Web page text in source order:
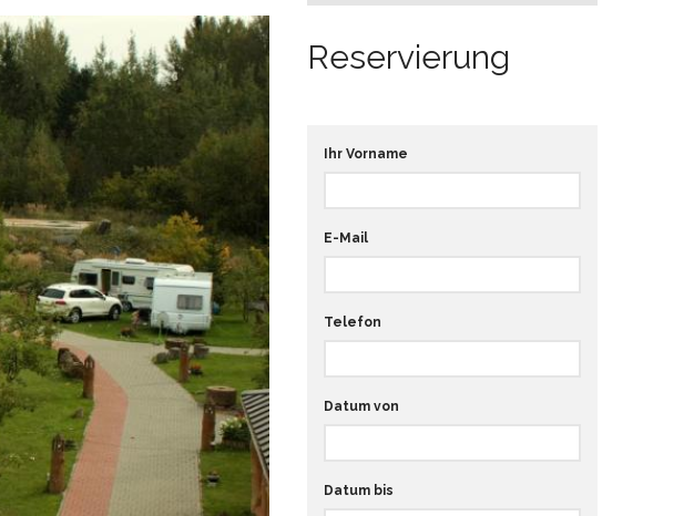
Reservierung
Ihr Vorname
E-Mail
Telefon
Datum von
Datum bis